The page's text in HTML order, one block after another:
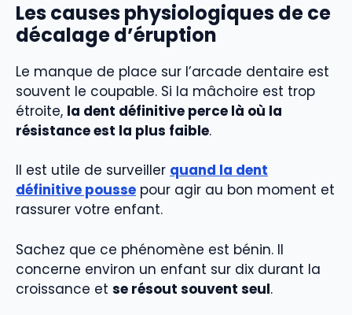
Les causes physiologiques de ce
décalage d’éruption
Le manque de place sur l’arcade dentaire est
souvent le coupable. Si la mâchoire est trop
étroite, la dent définitive perce là où la
résistance est la plus faible.
Il est utile de surveiller quand la dent
définitive pousse pour agir au bon moment et
rassurer votre enfant.
Sachez que ce phénomène est bénin. Il
concerne environ un enfant sur dix durant la
croissance et se résout souvent seul.